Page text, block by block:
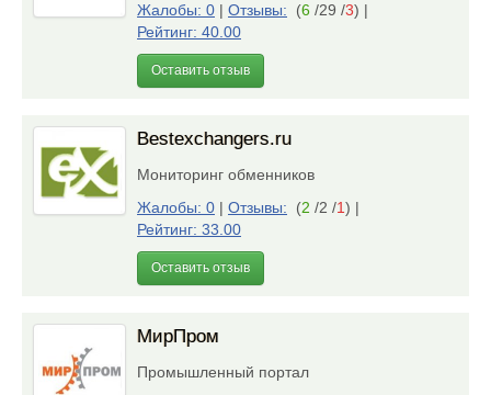
Жалобы: 0 | Отзывы: (6 /29 /3) |
Рейтинг: 40.00
Оставить отзыв
Bestexchangers.ru
Мониторинг обменников
Жалобы: 0 | Отзывы: (2 /2 /1) |
Рейтинг: 33.00
Оставить отзыв
МирПром
Промышленный портал